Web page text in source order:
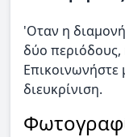
'Οταν η
δύο περιόδους,
Επικοινωνήστε
διευκρίνιση.